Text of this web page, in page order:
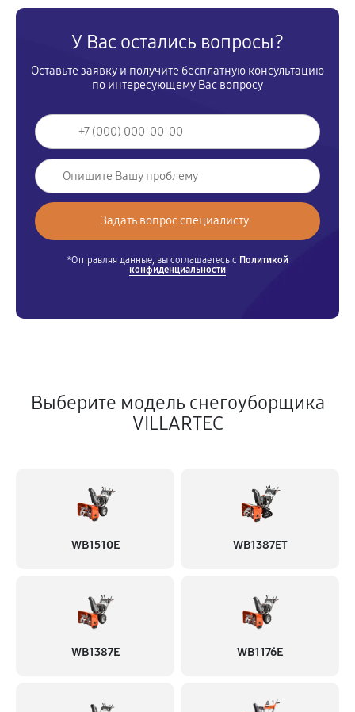
У Вас остались вопросы?
Оставьте заявку и получите бесплатную консультацию
по интересующему Вас вопросу
*Отправляя данные, вы соглашаетесь с Политикой
конфиденциальности
Выберите модель снегоуборщика
VILLARTEC
WB1510E WB1387ET
WB1387E WB1176E